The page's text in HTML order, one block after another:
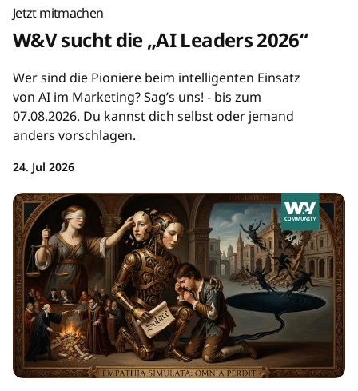
Jetzt mitmachen
W&V sucht die „AI Leaders 2026“
Wer sind die Pioniere beim intelligenten Einsatz
von AI im Marketing? Sag’s uns! - bis zum
07.08.2026. Du kannst dich selbst oder jemand
anders vorschlagen.
24. Jul 2026